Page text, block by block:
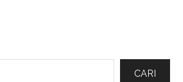
CARI